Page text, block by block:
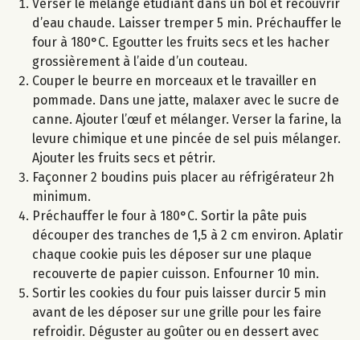
Verser le mélange étudiant dans un bol et recouvrir
d’eau chaude. Laisser tremper 5 min. Préchauffer le
four à 180°C. Egoutter les fruits secs et les hacher
grossièrement à l’aide d’un couteau.
Couper le beurre en morceaux et le travailler en
pommade. Dans une jatte, malaxer avec le sucre de
canne. Ajouter l’œuf et mélanger. Verser la farine, la
levure chimique et une pincée de sel puis mélanger.
Ajouter les fruits secs et pétrir.
Façonner 2 boudins puis placer au réfrigérateur 2h
minimum.
Préchauffer le four à 180°C. Sortir la pâte puis
découper des tranches de 1,5 à 2 cm environ. Aplatir
chaque cookie puis les déposer sur une plaque
recouverte de papier cuisson. Enfourner 10 min.
Sortir les cookies du four puis laisser durcir 5 min
avant de les déposer sur une grille pour les faire
refroidir. Déguster au goûter ou en dessert avec